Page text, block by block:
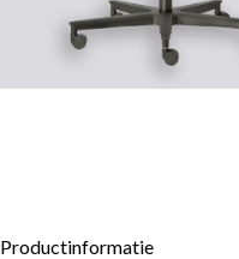
Productinformatie